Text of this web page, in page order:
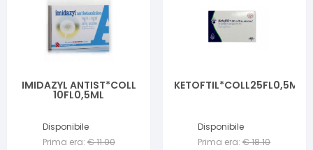
IMIDAZYL ANTIST*COLL
10FL0,5ML
Disponibile
Prima era: €11.00
Disponibile
Prima era: €18.10